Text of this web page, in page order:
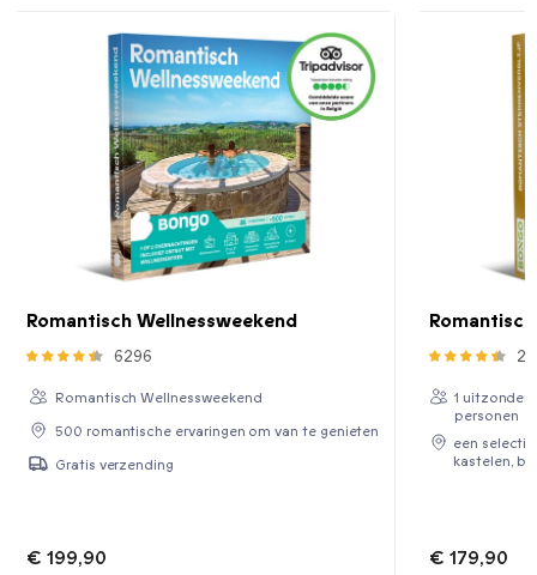
Romantisch Wellnessweekend
6296
Romantisch Wellnessweekend
500 romantische ervaringen om van te genieten
Gratis verzending
€ 199,90
1
personen
een
kastelen,
€ 179,90